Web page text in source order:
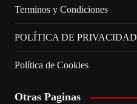
Terminos y Condiciones
POLÍTICA DE PRIVACIDAD
Política de Cookies
Otras Paginas